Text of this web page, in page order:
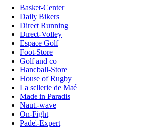
Basket-Center
Daily Bikers
Direct Running
Direct-Volley
Espace Golf
Foot-Store
Golf and co
Handball-Store
House of Rugby
La sellerie de Maé
Made in Paradis
Nauti-wave
On-Fight
Padel-Expert